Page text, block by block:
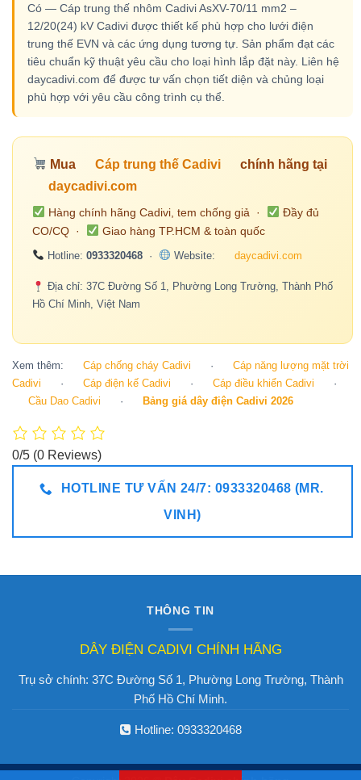
Có — Cáp trung thế nhôm Cadivi AsXV-70/11 mm2 –
12/20(24) kV Cadivi được thiết kế phù hợp cho lưới điện
trung thế EVN và các ứng dụng tương tự. Sản phẩm đạt các
tiêu chuẩn kỹ thuật yêu cầu cho loại hình lắp đặt này. Liên hệ
daycadivi.com để được tư vấn chọn tiết diện và chủng loại
phù hợp với yêu cầu công trình cụ thể.
Mua Cáp trung thế Cadivi
chính hãng tại
daycadivi.com
Hàng chính hãng Cadivi, tem chống giả ·
Đầy đủ
CO/CQ ·
Giao hàng TP.HCM & toàn quốc
Hotline: 0933320468· Website: daycadivi.com
Địa chỉ: 37C Đường Số 1, Phường Long Trường, Thành Phố
Hồ Chí Minh, Việt Nam
Xem thêm: Cáp chống cháy Cadivi ·
Cáp năng lượng mặt trời
Cadivi
· Cáp điện kế Cadivi · Cáp điều khiển Cadivi
·
Cầu Dao Cadivi
· Bảng giá dây điện Cadivi 2026
0/5 (0 Reviews)
HOTLINE TƯ VẤN 24/7: 0933320468 (MR.
VINH)
THÔNG TIN
DÂY ĐIỆN CADIVI CHÍNH HÃNG
Trụ sở chính: 37C Đường Số 1, Phường Long Trường, Thành
Phố Hồ Chí Minh.
Hotline: 0933320468